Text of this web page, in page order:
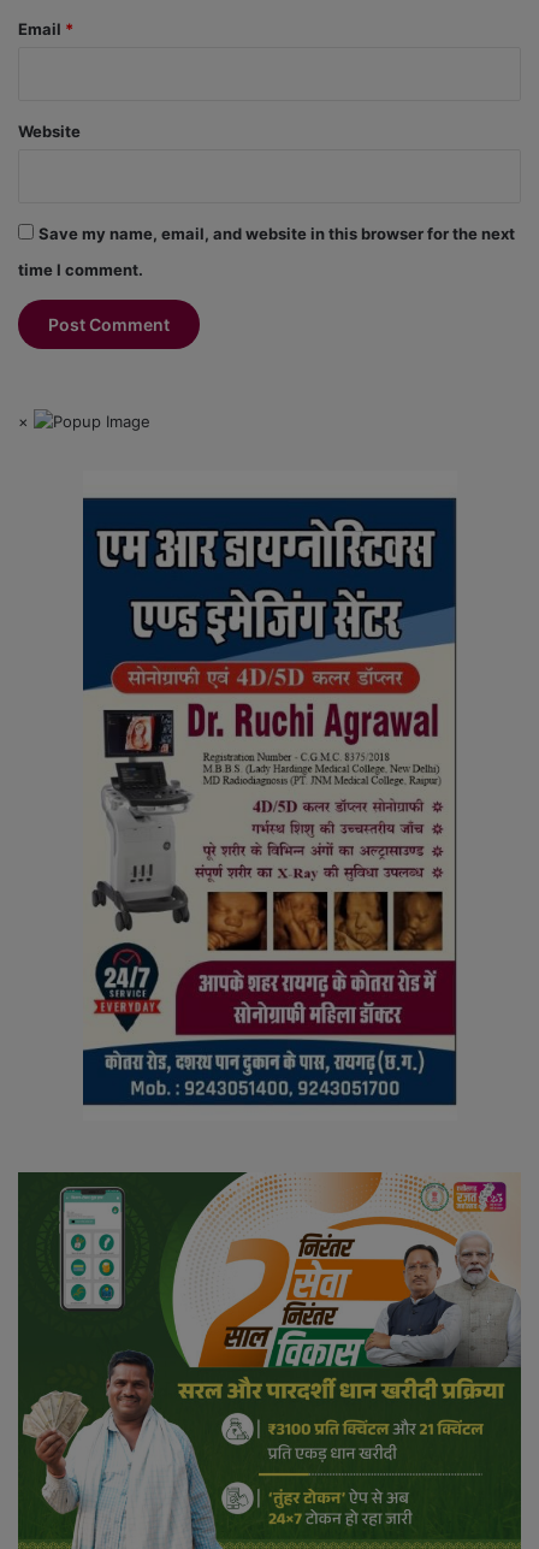
Email *
Website
Save my name, email, and website in this browser for the next
time I comment.
×